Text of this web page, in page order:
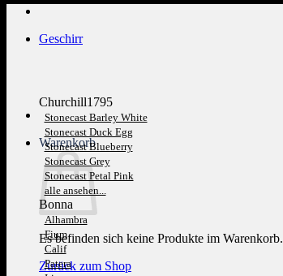
Warenkorb
Es befinden sich keine Produkte im Warenkorb.
Zurück zum Shop
Geschirr
Churchill1795
Stonecast Barley White
Stonecast Duck Egg
Stonecast Blueberry
Stonecast Grey
Stonecast Petal Pink
alle ansehen...
Bonna
Alhambra
Fium
Calif
Patera